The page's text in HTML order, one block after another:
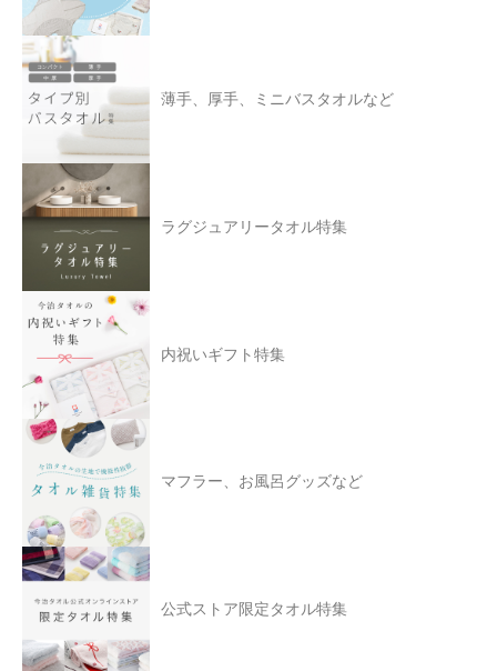
薄手、厚手、ミニバスタオルなど
ラグジュアリータオル特集
内祝いギフト特集
マフラー、お風呂グッズなど
公式ストア限定タオル特集